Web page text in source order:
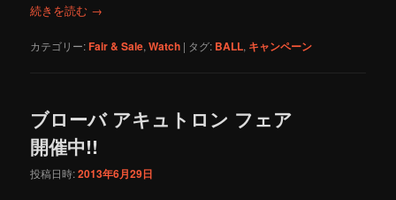
続きを読む →
カテゴリー:Fair & Sale,Watch | タグ: BALL, キャンペーン
ブローバ アキュトロン フェア
開催中!!
投稿日時:2013年6月29日